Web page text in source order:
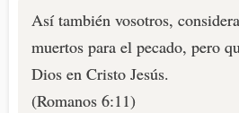
Así también vosotros,
muertos para el pecado, pero
Dios en Cristo Jesús.
(Romanos 6:11)